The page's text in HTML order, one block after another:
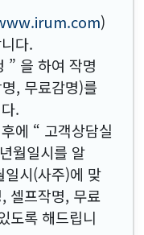
)
다.
” 을 하여 작명
, 무료감명)를
.
에 “ 고객상담실
월일시를 알
일시(사주)에 맞
셀프작명, 무료
도록 해드립니